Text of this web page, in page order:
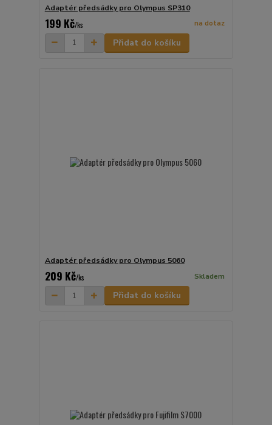
Adaptér předsádky pro Olympus SP310
199 Kč/ks na dotaz
Přidat do košíku
Adaptér předsádky pro Olympus 5060
209 Kč/ks Skladem
Přidat do košíku